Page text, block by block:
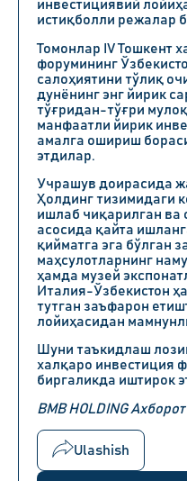
инвестициявий
истиқболли режалар
Томонлар IV Тошкент
форумининг
салоҳиятини тўлиқ
дунёнинг энг йирик
тўғридан-тўғри
манфаатли йирик
амалга ошириш
этдилар.
Учрашув доирасида
Ҳолдинг тизимидаги
ишлаб чиқарилган ва
асосида қайта
қийматга эга бўлган
маҳсулотларнинг
ҳамда музей
Италия-Ўзбекистон
тутган заъфарон
лойиҳасидан
Шуни таъкидлаш
халқаро инвестиция
биргаликда иштирок
BMB HOLDING
Ulashish